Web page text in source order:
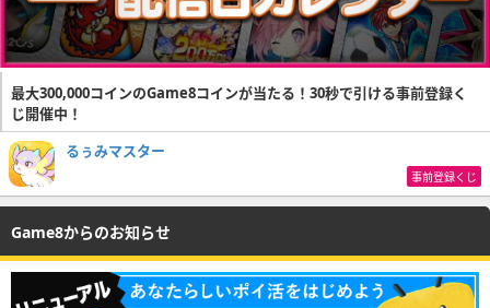
最大300,000コインのGame8コインが当たる！30秒で引ける事前登録く
じ開催中！
るぅみマスター
事前登録くじ
Game8からのお知らせ